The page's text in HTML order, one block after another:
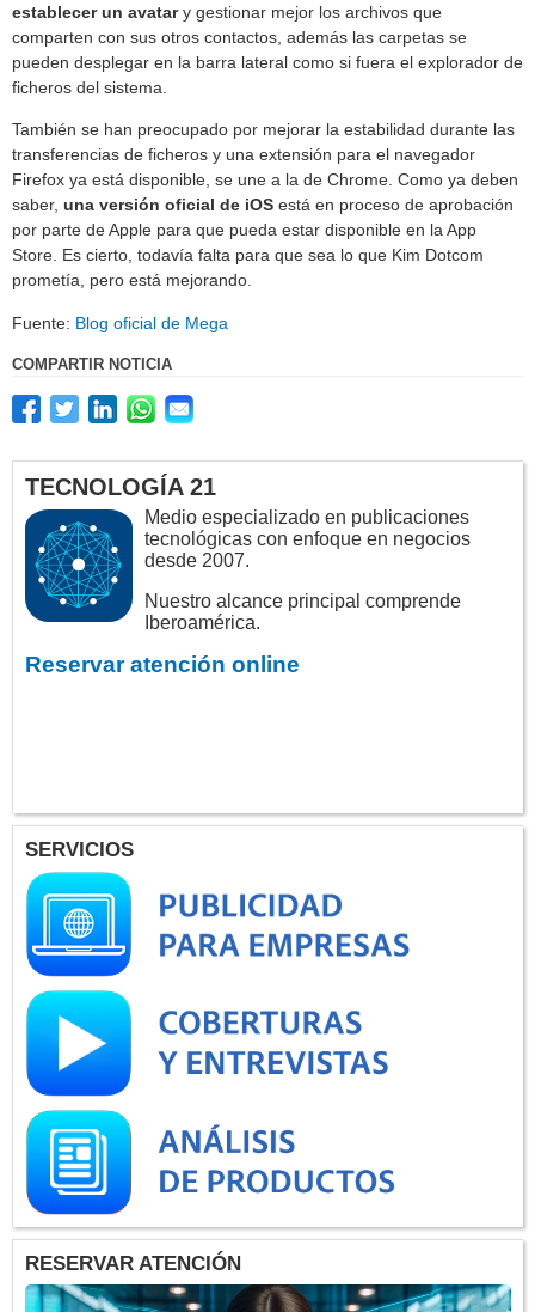
establecer un avatary gestionar mejor los archivos que
comparten con sus otros contactos, además las carpetas se
pueden desplegar en la barra lateral como si fuera el explorador de
ficheros del sistema.
También se han preocupado por mejorar la estabilidad durante las
transferencias de ficheros y una extensión para el navegador
Firefox ya está disponible, se une a la de Chrome. Como ya deben
saber, una versión oficial de iOS está en proceso de aprobación
por parte de Apple para que pueda estar disponible en la App
Store. Es cierto, todavía falta para que sea lo que Kim Dotcom
prometía, pero está mejorando.
Fuente: Blog oficial de Mega
COMPARTIR NOTICIA
TECNOLOGÍA 21
Medio especializado en publicaciones
tecnológicas con enfoque en negocios
desde 2007.
Nuestro alcance principal comprende
Iberoamérica.
Reservar atención online
SERVICIOS
RESERVAR ATENCIÓN